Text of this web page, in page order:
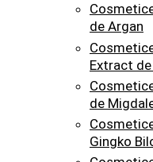
de Argan
Extract
de
Gingko